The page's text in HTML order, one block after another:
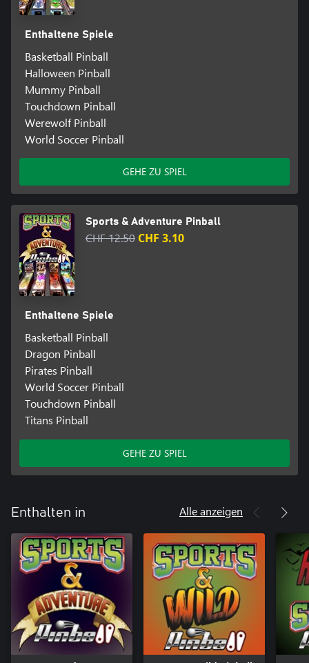
Enthaltene Spiele
Basketball Pinball
Halloween Pinball
Mummy Pinball
Touchdown Pinball
Werewolf Pinball
World Soccer Pinball
GEHE ZU SPIEL
Sports & Adventure Pinball
CHF 12.50 CHF 3.10
Enthaltene Spiele
Basketball Pinball
Dragon Pinball
Pirates Pinball
World Soccer Pinball
Touchdown Pinball
Titans Pinball
GEHE ZU SPIEL
Enthalten in Alle anzeigen